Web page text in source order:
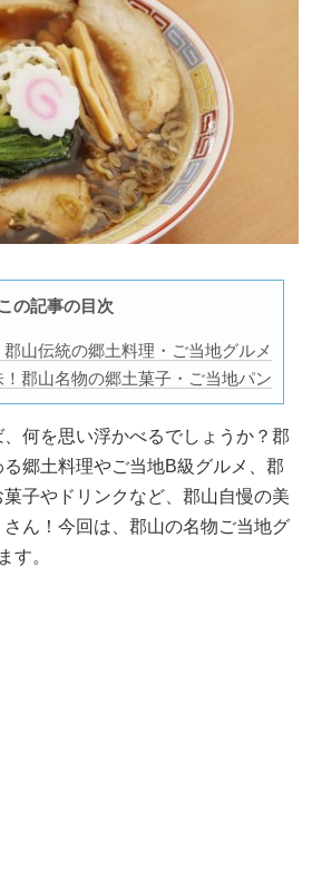
の記事の目次
山伝統の郷土料理・ご当地グルメ
郡山名物の郷土菓子・ご当地パン
何を思い浮かべるでしょうか？郡
郷土料理やご当地B級グルメ、郡
子やドリンクなど、郡山自慢の美
ん！今回は、郡山の名物ご当地グ
す。